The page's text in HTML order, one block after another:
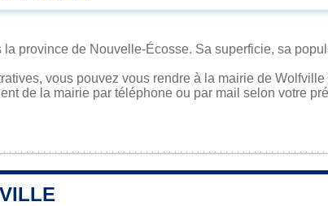
la province de Nouvelle-Écosse. Sa superficie, sa
vous pouvez vous rendre à la mairie de
de la mairie par téléphone ou par mail selon votre